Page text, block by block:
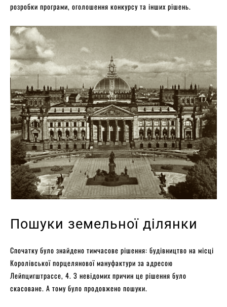
розробки програми, оголошення конкурсу та інших рішень.
Пошуки земельної ділянки
Спочатку було знайдено тимчасове рішення: будівництво на місці
Королівської порцелянової мануфактури за адресою
Лейпцигштрассе, 4. З невідомих причин це рішення було
скасоване. А тому було продовжено пошуки.